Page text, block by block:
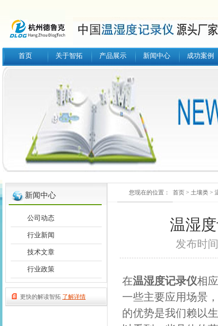
首页 关于智拓 产品展示 新闻中心 成功案例
新闻中心
公司动态
行业新闻
技术文章
行业政策
更快的解读智拓 了解详情
您现在的位置： 首页 > 土壤类 >
温湿
发布时
在温湿度记录仪相
一些主要应用场景
的优势是我们赖以